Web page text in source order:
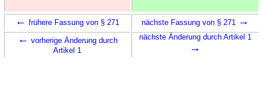
← frühere Fassung von § 271 nächste Fassung von § 271 →
← vorherige Änderung durch
Artikel 1
nächste Änderung durch Artikel 1
→